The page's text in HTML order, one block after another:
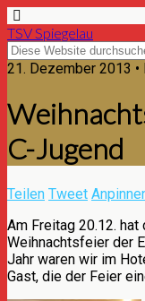
TSV Spiegelau
21. Dezember 2013
C-Jugend
Teilen Tweet
Am Freitag 20.12.
Weihnachtsfeier der
Jahr waren wir im
Gast, die der Feier